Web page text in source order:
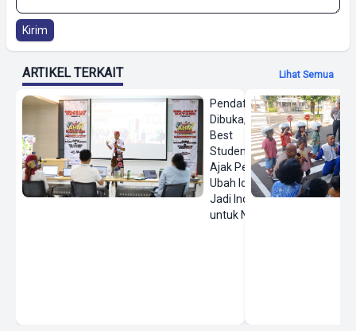
Kirim
ARTIKEL TERKAIT Lihat Semua
Pendaftaran
Dibuka, AHM
Best
Student
Ajak Pelajar
Ubah Ide
Jadi Inovasi
untuk Negeri